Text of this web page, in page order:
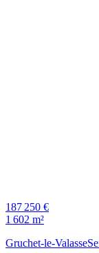
187 250 €
1 602 m²
Gruchet-le-Valasse